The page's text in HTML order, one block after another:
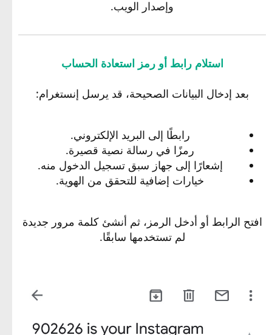
وإصدار الويب.
استلام رابط أو رمز استعادة الحساب
بعد إدخال البيانات الصحيحة، قد يرسل إنستغرام:
رابطًا إلى البريد الإلكتروني.
رمزًا في رسالة نصية قصيرة.
إشعارًا إلى جهاز سبق تسجيل الدخول منه.
خيارات إضافية للتحقق من الهوية.
افتح الرابط أو أدخل الرمز، ثم أنشئ كلمة مرور جديدة
لم تستخدمها سابقًا.